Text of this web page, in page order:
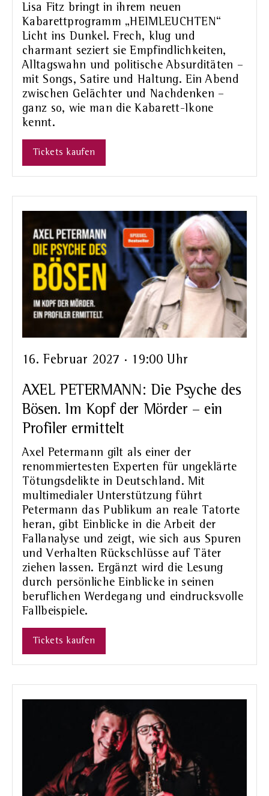
Lisa Fitz bringt in ihrem neuen
Kabarettprogramm „HEIMLEUCHTEN“
Licht ins Dunkel. Frech, klug und
charmant seziert sie Empfindlichkeiten,
Alltagswahn und politische Absurditäten –
mit Songs, Satire und Haltung. Ein Abend
zwischen Gelächter und Nachdenken –
ganz so, wie man die Kabarett-Ikone
kennt.
Tickets kaufen
AXEL PETERMANN: Die Psyche des
Bösen. Im Kopf der Mörder – ein
Profiler ermittelt
16. Februar 2027 · 19:00 Uhr
Axel Petermann gilt als einer der
renommiertesten Experten für ungeklärte
Tötungsdelikte in Deutschland. Mit
multimedialer Unterstützung führt
Petermann das Publikum an reale Tatorte
heran, gibt Einblicke in die Arbeit der
Fallanalyse und zeigt, wie sich aus Spuren
und Verhalten Rückschlüsse auf Täter
ziehen lassen. Ergänzt wird die Lesung
durch persönliche Einblicke in seinen
beruflichen Werdegang und eindrucksvolle
Fallbeispiele.
Tickets kaufen